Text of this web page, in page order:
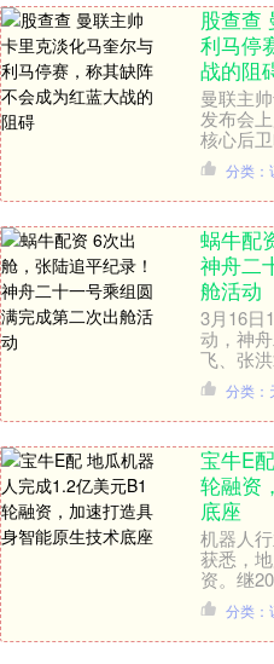
股查查
利马停
战的阻
曼联主
发布会
核心后
的双双
于在对
分类：
蜗牛配
神舟二
舱活动
3月16日
动，神
飞、张
地面科
间碎片
分类：
宝牛E
轮融资
底座
机器人
获悉，
资。继
瓜机器
2....分类：